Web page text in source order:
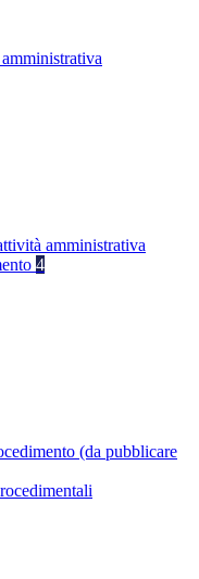
amministrativa
4
(da pubblicare